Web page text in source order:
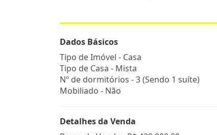
Dados Básicos
Tipo de Imóvel - Casa
Tipo de Casa - Mista
Nº de dormitórios - 3 (Sendo 1 suíte)
Mobiliado - Não
Detalhes da Venda